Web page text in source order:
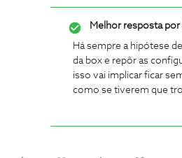
Melhor resposta por
Há sempre a hipótese
da box e repôr as
isso vai implicar ficar
como se tiverem que